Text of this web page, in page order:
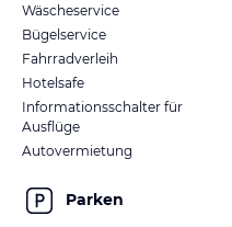
Wäscheservice
Bügelservice
Fahrradverleih
Hotelsafe
Informationsschalter für
Ausflüge
Autovermietung
Parken